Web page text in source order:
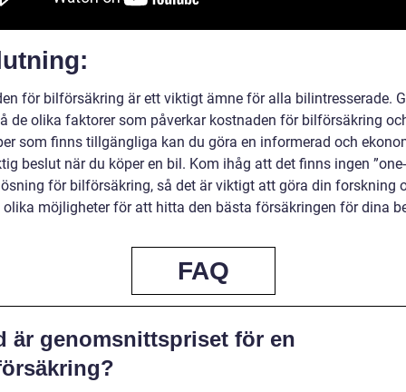
för bilförsäkring är ett viktigt ämne för alla bilintresserade.
de olika faktorer som påverkar kostnaden för bilförsäkring
som finns tillgängliga kan du göra en informerad och
beslut när du köper en bil. Kom ihåg att det finns ingen
för bilförsäkring, så det är viktigt att göra din forskning
möjligheter för att hitta den bästa försäkringen för dina
FAQ
är genomsnittspriset för en